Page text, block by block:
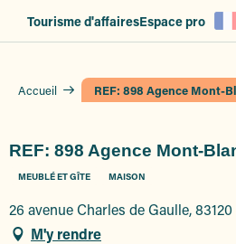
Tourisme d'affairesEspace pro
Accueil REF: 898 Agence Mont-
REF: 898 Agence Mont-
MEUBLÉ ET GÎTE MAISON
26 avenue Charles de Gaulle,
M'y rendre